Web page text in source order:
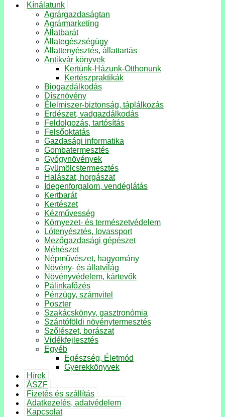
Kínálatunk
Agrárgazdaságtan
Agrármarketing
Állatbarát
Állategészségügy
Állattenyésztés, állattartás
Antikvár könyvek
Kertünk-Házunk-Otthonunk
Kertészpraktikák
Biogazdálkodás
Dísznövény
Élelmiszer-biztonság, táplálkozás
Erdészet, vadgazdálkodás
Feldolgozás, tartósítás
Felsőoktatás
Gazdasági informatika
Gombatermesztés
Gyógynövények
Gyümölcstermesztés
Halászat, horgászat
Idegenforgalom, vendéglátás
Kertbarát
Kertészet
Kézművesség
Környezet- és természetvédelem
Lótenyésztés, lovassport
Mezőgazdasági gépészet
Méhészet
Népművészet, hagyomány
Növény- és állatvilág
Növényvédelem, kártevők
Pálinkafőzés
Pénzügy, számvitel
Poszter
Szakácskönyv, gasztronómia
Szántóföldi növénytermesztés
Szőlészet, borászat
Vidékfejlesztés
Egyéb
Egészség, Életmód
Gyerekkönyvek
Hírek
ÁSZF
Fizetés és szállítás
Adatkezelés, adatvédelem
Kapcsolat